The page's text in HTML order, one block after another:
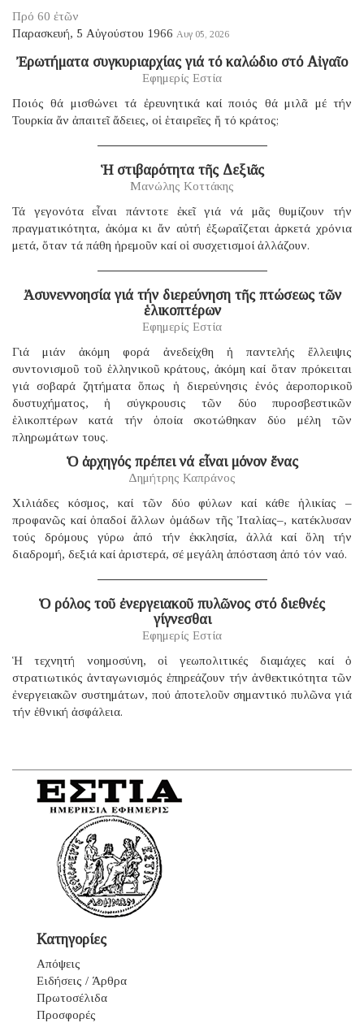
Πρό 60 ἐτῶν
Παρασκευή, 5 Αὐγούστου 1966 Αυγ 05, 2026
Ἐρωτήματα συγκυριαρχίας γιά τό καλώδιο στό Αἰγαῖο
Εφημερίς Εστία
Ποιός θά μισθώνει τά ἐρευνητικά καί ποιός θά μιλᾶ μέ τήν
Τουρκία ἄν ἀπαιτεῖ ἄδειες, οἱ ἑταιρεῖες ἤ τό κράτος;
Ἡ στιβαρότητα τῆς Δεξιᾶς
Μανώλης Κοττάκης
Τά γεγονότα εἶναι πάντοτε ἐκεῖ γιά νά μᾶς θυμίζουν τήν
πραγματικότητα, ἀκόμα κι ἄν αὐτή ἐξωραΐζεται ἀρκετά χρόνια
μετά, ὅταν τά πάθη ἠρεμοῦν καί οἱ συσχετισμοί ἀλλάζουν.
Ἀσυνεννοησία γιά τήν διερεύνηση τῆς πτώσεως τῶν
ἑλικοπτέρων
Εφημερίς Εστία
Γιά μιάν ἀκόμη φορά ἀνεδείχθη ἡ παντελής ἔλλειψις
συντονισμοῦ τοῦ ἑλληνικοῦ κράτους, ἀκόμη καί ὅταν πρόκειται
γιά σοβαρά ζητήματα ὅπως ἡ διερεύνησις ἑνός ἀεροπορικοῦ
δυστυχήματος, ἡ σύγκρουσις τῶν δύο πυροσβεστικῶν
ἑλικοπτέρων κατά τήν ὁποία σκοτώθηκαν δύο μέλη τῶν
πληρωμάτων τους.
Ὁ ἀρχηγός πρέπει νά εἶναι μόνον ἕνας
Δημήτρης Καπράνος
Χιλιάδες κόσμος, καί τῶν δύο φύλων καί κάθε ἡλικίας –
προφανῶς καί ὀπαδοί ἄλλων ὁμάδων τῆς Ἰταλίας–, κατέκλυσαν
τούς δρόμους γύρω ἀπό τήν ἐκκλησία, ἀλλά καί ὅλη τήν
διαδρομή, δεξιά καί ἀριστερά, σέ μεγάλη ἀπόσταση ἀπό τόν ναό.
Ὁ ρόλος τοῦ ἐνεργειακοῦ πυλῶνος στό διεθνές
γίγνεσθαι
Εφημερίς Εστία
Ἡ τεχνητή νοημοσύνη, οἱ γεωπολιτικές διαμάχες καί ὁ
στρατιωτικός ἀνταγωνισμός ἐπηρεάζουν τήν ἀνθεκτικότητα τῶν
ἐνεργειακῶν συστημάτων, πού ἀποτελοῦν σημαντικό πυλῶνα γιά
τήν ἐθνική ἀσφάλεια.
Κατηγορίες
Απόψεις
Ειδήσεις / Άρθρα
Πρωτοσέλιδα
Προσφορές